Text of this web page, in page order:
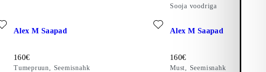
Sooja voodriga
Alex M Saapad
Hind:
160€
Tumepruun, Seemisnahk
Lisa lemmikuks: ALEX M SAAPAD (Tumepruun, Seemisnahk)
Alex M Saapad
Hind:
160€
Must, Seemisnahk